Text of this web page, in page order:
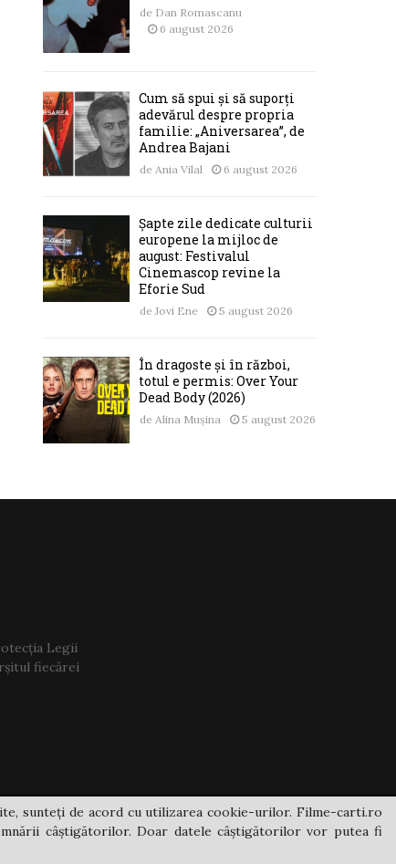
de Dan Romascanu
6 august 2026
Cum să spui și să suporți
adevărul despre propria
familie: „Aniversarea”, de
Andrea Bajani
de Ania Vilal 6 august 2026
Șapte zile dedicate culturii
europene la mijloc de
august: Festivalul
Cinemascop revine la
Eforie Sud
de Jovi Ene 5 august 2026
În dragoste și în război,
totul e permis: Over Your
Dead Body (2026)
de Alina Mușina 5 august 2026
Legii
fiecărei
sunteți de acord cu utilizarea cookie-urilor. Filme-carti.ro
câștigătorilor. Doar datele câștigătorilor vor putea fi